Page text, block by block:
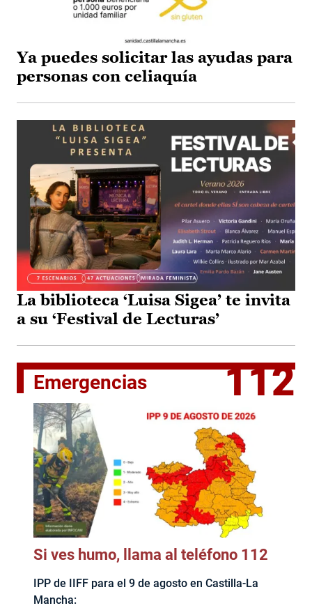
Ya puedes solicitar las ayudas para
personas con celiaquía
La biblioteca ‘Luisa Sigea’ te invita
a su ‘Festival de Lecturas’
Emergencias 112
Si ves humo, llama al teléfono 112
IPP de IIFF para el 9 de agosto en Castilla-La
Mancha: